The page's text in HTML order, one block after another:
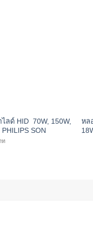
ลด์ HID 70W, 150W,
SON
ท
หล